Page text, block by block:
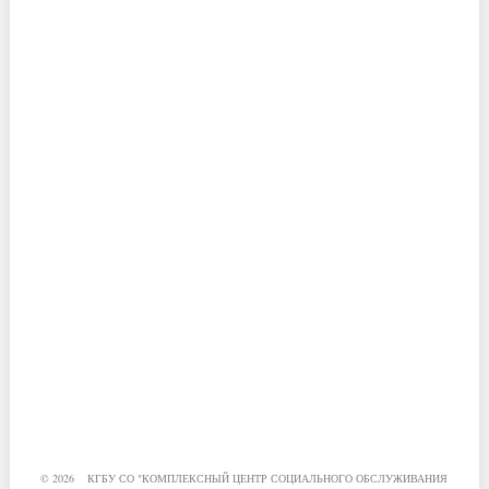
© 2026 КГБУ СО "КОМПЛЕКСНЫЙ ЦЕНТР СОЦИАЛЬНОГО ОБСЛУЖИВАНИЯ